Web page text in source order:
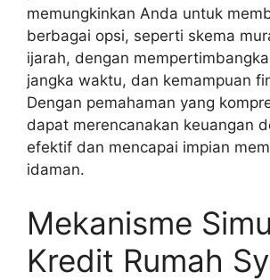
memungkinkan Anda untuk
berbagai opsi, seperti skema
ijarah, dengan
jangka waktu, dan kemampuan
Dengan pemahaman yang
dapat merencanakan keuangan
efektif dan mencapai impian
idaman.
Mekanisme
Kredit Rumah